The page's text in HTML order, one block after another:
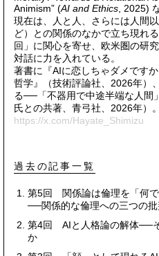
Animism” (AI and Ethics, 2025)
現在は、人と人、さらには人間
ど）との関係のなかで立ち現れ
回」に関心を寄せ、欧米圏の研
対話に力を入れている。
著書に『AIに恋しちゃダメです
哲学』（技術評論社、2026年）
る── 「不器用で中途半端な人
氏との共著、青弓社、2026年）。
https://x.com/Hayate_Shimizu
過去の記事一覧
第5回 関係論は倫理を「何
──関係的な倫理への三つの批
第4回 AIと人格論の解体──
か